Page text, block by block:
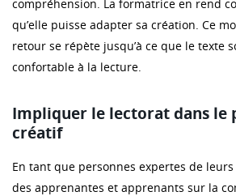
compréhension. La formatrice en rend
qu’elle puisse adapter sa création. Ce
retour se répète jusqu’à ce que le texte
confortable à la lecture.
Impliquer le lectorat dans le
créatif
En tant que personnes expertes de
des apprenantes et apprenants sur la